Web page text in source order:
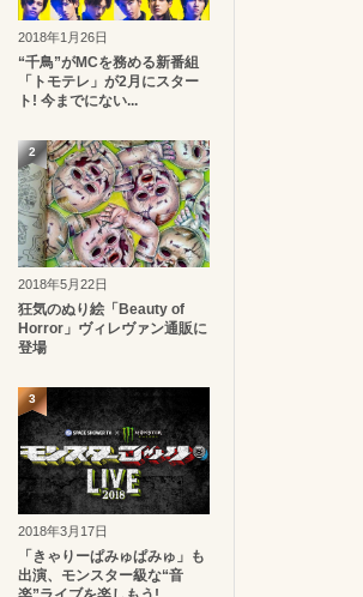
2018年1月26日
“千鳥”がMCを務める新番組
「トモテレ」が2月にスター
ト! 今までにない...
2018年5月22日
狂気のぬり絵「Beauty of
Horror」ヴィレヴァン通販に
登場
2
2018年3月17日
「きゃりーぱみゅぱみゅ」も
出演、モンスター級な“音
3